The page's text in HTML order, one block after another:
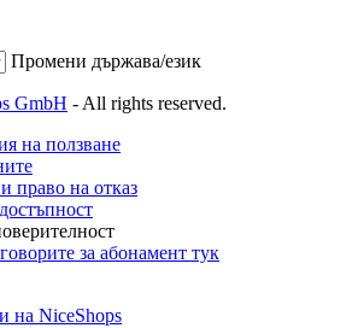
Промени държава/език
GmbH - All rights reserved.
на ползване
право на отказ
за абонамент тук
на NiceShops